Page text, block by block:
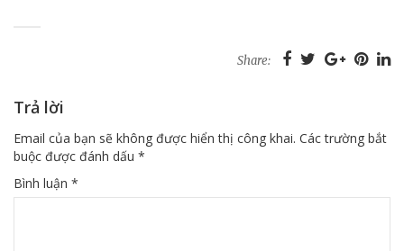
Share:
Trả lời
Email của bạn sẽ không được hiển thị công khai. Các trường bắt
buộc được đánh dấu *
Bình luận *